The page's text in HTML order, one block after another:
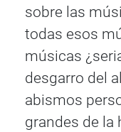
sobre las
todas esos
músicas
desgarro del
abismos
grandes de la